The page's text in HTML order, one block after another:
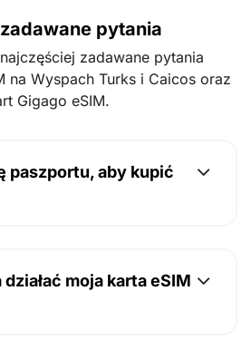
pytania
zadawane pytania
na Wyspach Turks i Caicos oraz
Gigago eSIM.
paszportu, aby kupić
moja karta eSIM